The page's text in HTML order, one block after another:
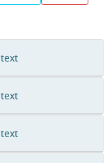
text
text
text